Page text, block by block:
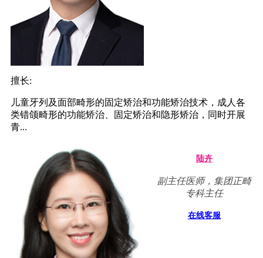
擅长:
儿童牙列及面部畸形的固定矫治和功能矫治技术，成人各
类错颌畸形的功能矫治、固定矫治和隐形矫治，同时开展
青...
陆卉
副主任医师，集团正畸
专科主任
在线客服